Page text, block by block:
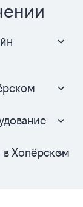
Хопёрском